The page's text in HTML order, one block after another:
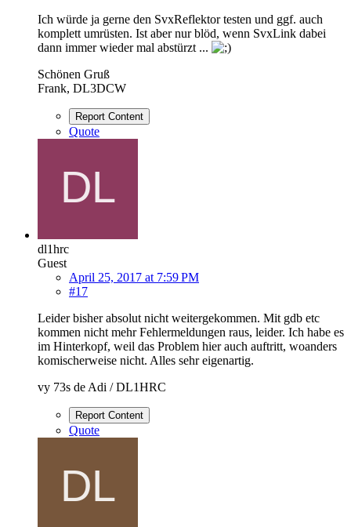
Ich würde ja gerne den SvxReflektor testen und ggf. auch
komplett umrüsten. Ist aber nur blöd, wenn SvxLink dabei
dann immer wieder mal abstürzt ...
Schönen Gruß
Frank, DL3DCW
Report Content
Quote
dl1hrc
Guest
April 25, 2017 at 7:59 PM
#17
Leider bisher absolut nicht weitergekommen. Mit gdb etc
kommen nicht mehr Fehlermeldungen raus, leider. Ich habe es
im Hinterkopf, weil das Problem hier auch auftritt, woanders
komischerweise nicht. Alles sehr eigenartig.
vy 73s de Adi / DL1HRC
Report Content
Quote